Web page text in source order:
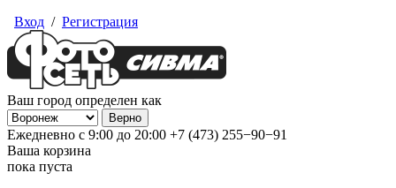
Вход / Регистрация
Ваш город определен как
Ежедневно с 9:00 до 20:00 +7 (473) 255−90−91
Ваша корзина
пока пуста